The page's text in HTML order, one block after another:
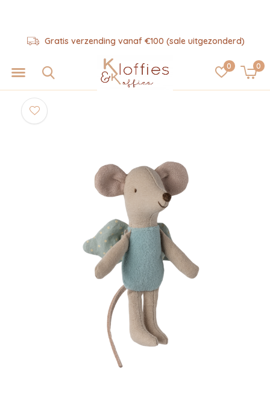
0 0
Gratis verzending vanaf €100 (sale uitgezonderd)